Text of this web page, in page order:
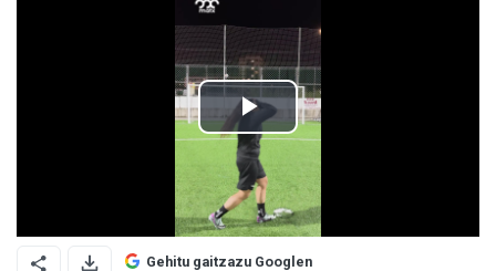
Gehitu gaitzazu Googlen